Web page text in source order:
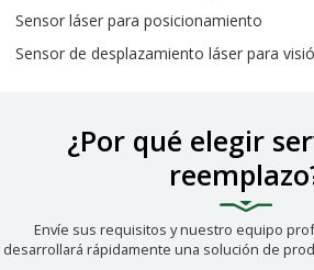
Sensor láser para posicionamiento
Sensor de desplazamiento láser para
¿Por qué elegir
Envíe sus requisitos y nuestro equipo
desarrollará rápidamente una solución de